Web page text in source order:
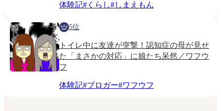
体験記# くらし#しまえもん
5位
トイレ中に友達が突撃！認知症の母が見せ
た「まさかの対応」に娘たち呆然／ワフウ
フ
体験記#ブロガー#ワフウフ